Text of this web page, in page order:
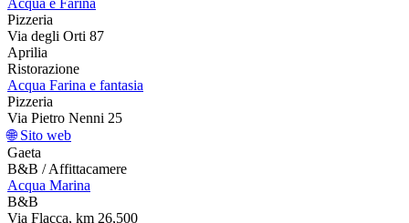
Pizzeria
Via degli Orti 87
Aprilia
Ristorazione
Acqua Farina e fantasia
Pizzeria
Via Pietro Nenni 25
🌐 Sito web
Gaeta
B&B / Affittacamere
Acqua Marina
B&B
Via Flacca, km 26,500